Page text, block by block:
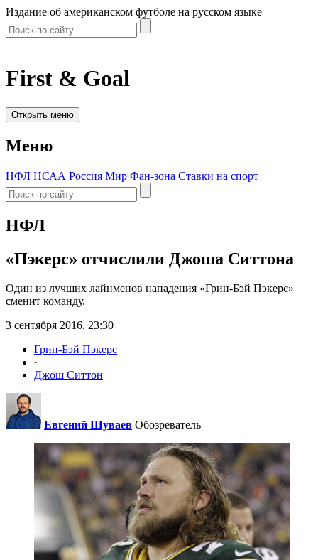
Издание об американском футболе на русском языке
First & Goal
Открыть меню
Меню
НФЛ НСАА Россия Мир Фан-зона Ставки на спорт
НФЛ
«Пэкерс» отчислили Джоша Ситтона
Один из лучших лайнменов нападения «Грин-Бэй Пэкерс»
сменит команду.
3 сентября 2016, 23:30
Грин-Бэй Пэкерс
·
Джош Ситтон
Евгений Шуваев Обозреватель